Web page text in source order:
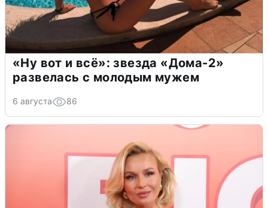
«Ну вот и всё»: звезда «Дома-2»
развелась с молодым мужем
6 августа 86